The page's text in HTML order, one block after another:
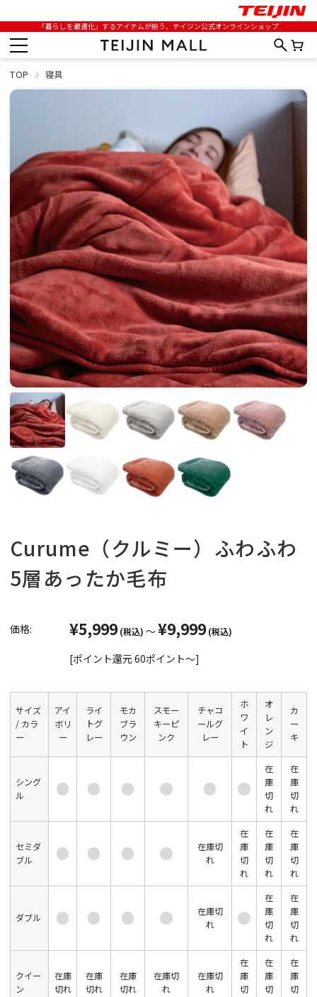
「暮らしを最適化」するアイテムが揃う、テイジン公式オンラインショップ
TOP 寝具
Curume（クルミー）ふわふわ
5層あったか毛布
価格: ¥5,999 (税込) ～¥9,999 (税込)
[ポイント還元 60ポイント～]
サイズ
/ カラ
ー
アイ
ボリ
ー
ライ
トグ
レー
モカ
ブラ
ウン
スモー
キーピ
ンク
チャコ
ールグ
レー
ホ
ワ
イ
ト
オ
レ
ン
ジ
カ
ー
キ
シング
ル
在
庫
切
れ
在
庫
切
れ
セミダ
ブル
在庫切
れ
在
庫
切
れ
在
庫
切
れ
在
庫
切
れ
ダブル
在庫切
れ
在
庫
切
れ
在
庫
切
れ
クイー
ン
在庫
切れ
在庫
切れ
在庫
切れ
在庫切
れ
在庫切
れ
在
庫
切
在
庫
切
在
庫
切